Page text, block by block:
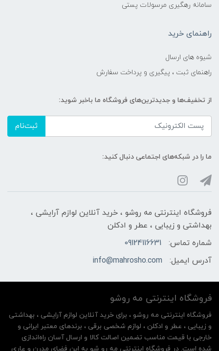
سامانه رهگیری مرسولات پستی
راهنمای خرید
شیوه های ارسال
راهنمای ثبت ، پیگیری و پرداخت سفارش
از تخفیف‌ها و جدیدترین‌های فروشگاه ما باخبر شوید:
ثبت‌نام
ما را در شبکه‌های اجتماعی دنبال کنید:
فروشگاه اینترنتی مه‌ رو‌شو ، خرید آنلاین لوازم آرایشی ،
بهداشتی و زیبایی ، عطر و ادکلن
شماره تماس:
09124116631
آدرس ایمیل:
info@mahrosho.com
فروشگاه اینترنتی مه‌ رو‌شو
فروشگاه اینترنتی مه‌ رو‌شو ، برای خرید آنلاین لوازم آرایشی ، بهداشتی
و زیبایی ، عطر و ادکلن ، لوازم شخصی برقی ، برندهای معتبر ایرانی و
خارجی با قیمت مناسب تضمین اصالت کالا و ارسال آسان راه‌اندازی
شده است. در فروشگاه اینترنتی مه رو شو به این فضای مدرن و عاری